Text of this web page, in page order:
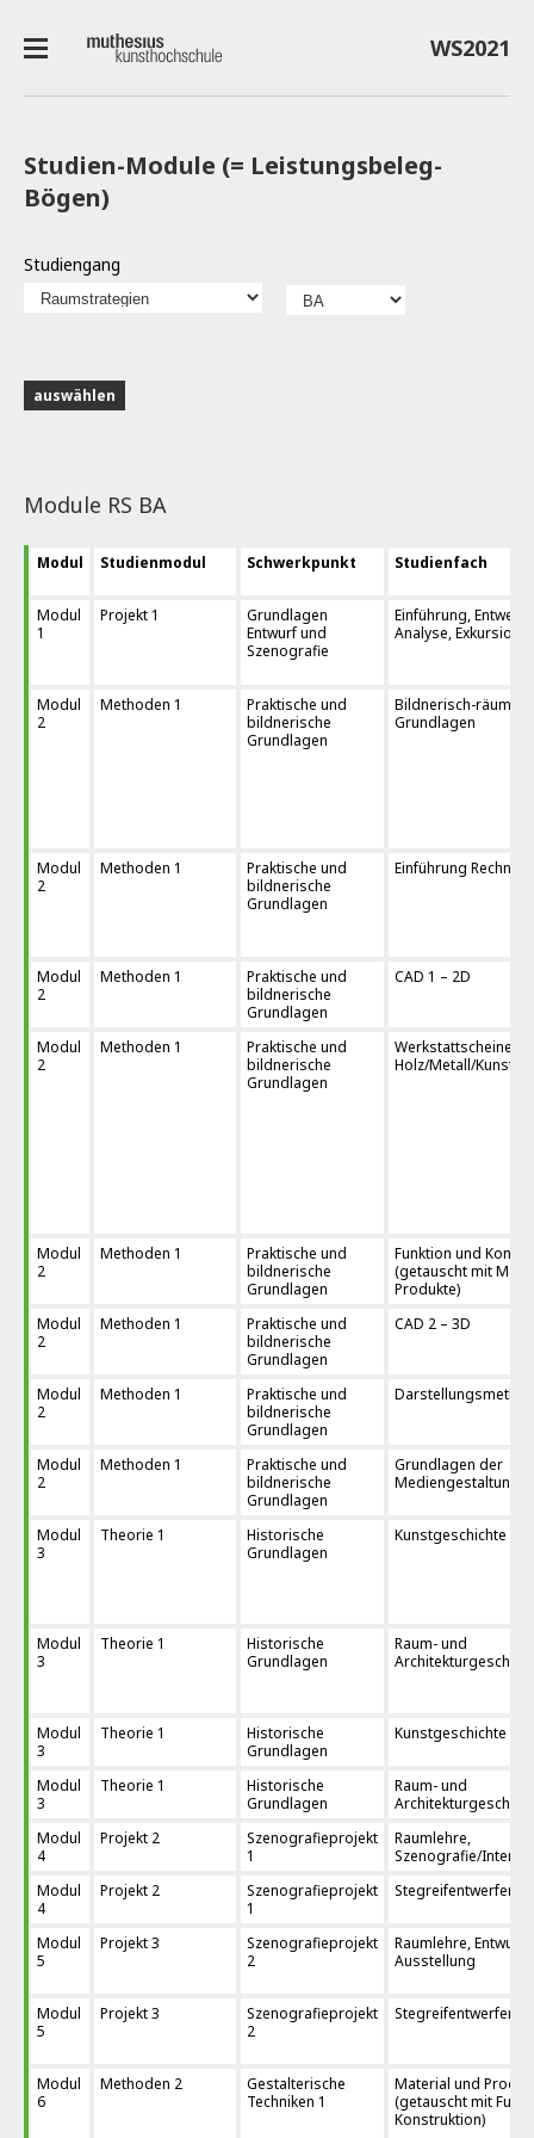
WS2021
Studien-Module (= Leistungsbeleg-
Bögen)
Studiengang
Module RS BA
Modul Studienmodul Schwerkpunkt Studienfach
Modul
1
Projekt 1
Grundlagen
Entwurf und
Szenografie
Einführung,
Analyse, Exkursion
Modul
2
Methoden 1
Praktische und
bildnerische
Grundlagen
Bildnerisch-
Grundlagen
Modul
2
Methoden 1
Praktische und
bildnerische
Grundlagen
Einführung Rechner
Modul
2
Methoden 1
Praktische und
bildnerische
Grundlagen
CAD 1 – 2D
Modul
2
Methoden 1
Praktische und
bildnerische
Grundlagen
Werkstattscheine,
Holz/Metall/
Modul
2
Methoden 1
Praktische und
bildnerische
Grundlagen
Funktion und
(getauscht mit
Produkte)
Modul
2
Methoden 1
Praktische und
bildnerische
Grundlagen
CAD 2 – 3D
Modul
2
Methoden 1
Praktische und
bildnerische
Grundlagen
Modul
2
Methoden 1
Praktische und
bildnerische
Grundlagen
Grundlagen der
Mediengestaltung
Modul
3
Theorie 1
Historische
Grundlagen
Kunstgeschichte 1
Modul
3
Theorie 1
Historische
Grundlagen
Raum- und
Modul
3
Theorie 1
Historische
Grundlagen
Kunstgeschichte 2
Modul
3
Theorie 1
Historische
Grundlagen
Raum- und
Modul
4
Projekt 2
Szenografieprojekt
1
Raumlehre,
Szenografie/
Modul
4
Projekt 2
Szenografieprojekt
1
Stegreifentwerfen/
Modul
5
Projekt 3
Szenografieprojekt
2
Raumlehre, Entwurf
Ausstellung
Modul
5
Projekt 3
Szenografieprojekt
2
Stegreifentwerfen/
Modul
6
Methoden 2
Gestalterische
Techniken 1
Material und
(getauscht mit
Konstruktion)